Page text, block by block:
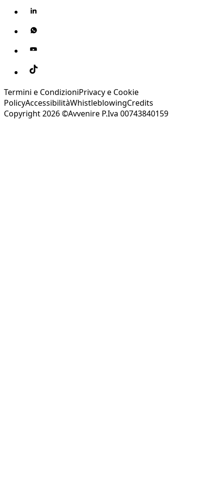
Termini e CondizioniPrivacy e Cookie
PolicyAccessibilitàWhistleblowingCredits
Copyright 2026 ©Avvenire P.Iva 00743840159